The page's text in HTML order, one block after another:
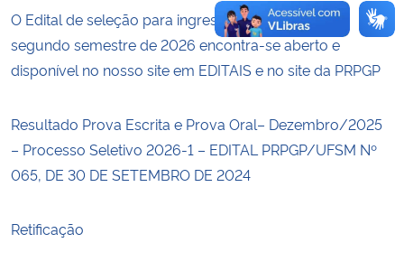
O Edital de seleção para ingresso no PPGMat no
segundo semestre de 2026 encontra-se aberto e
disponível no nosso site em EDITAIS e no site da PRPGP
Resultado Prova Escrita e Prova Oral– Dezembro/2025
– Processo Seletivo 2026-1 – EDITAL PRPGP/UFSM Nº
065, DE 30 DE SETEMBRO DE 2024
Retificação